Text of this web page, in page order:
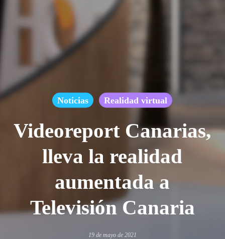
Noticias Realidad virtual
Videoreport Canarias,
lleva la realidad
aumentada a
Televisión Canaria
19 de mayo de 2021